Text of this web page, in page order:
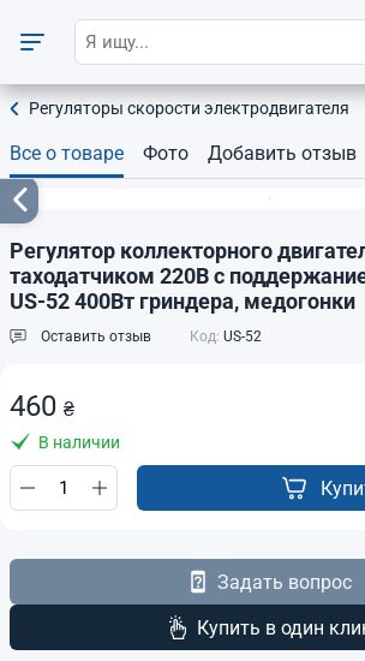
Регуляторы скорости электродвигателя
Все о товаре Фото Добавить отзыв
Регулятор коллекторного
таходатчиком 220В с
US-52 400Вт гриндера, медогонки
Оставить отзыв Код: US-52
460 ₴
В наличии
Задать вопрос
Купить в один